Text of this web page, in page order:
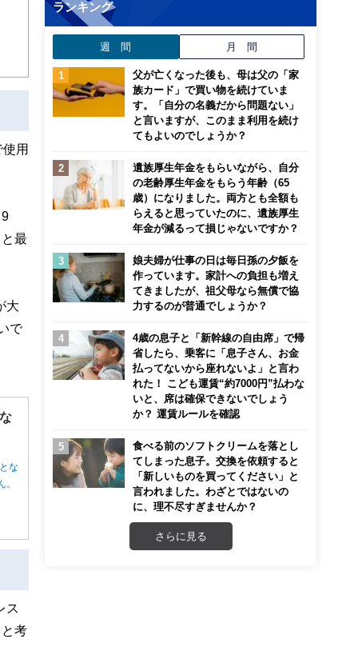
用
最
大
で
な
。
ス
考
ランキング
週 間 月 間
父が亡くなった後も、母は父の「家
族カード」で買い物を続けていま
す。「自分の名義だから問題ない」
と言いますが、このまま利用を続け
てもよいのでしょうか？
遺族厚生年金をもらいながら、自分
の老齢厚生年金をもらう年齢（65
歳）になりました。両方とも全額も
らえると思っていたのに、遺族厚生
年金が減るって損じゃないですか？
娘夫婦が仕事の日は毎日孫の夕飯を
作っています。家計への負担も増え
てきましたが、祖父母なら無償で協
力するのが普通でしょうか？
4歳の息子と「新幹線の自由席」で帰
省したら、乗客に「息子さん、お金
払ってないから座れないよ」と言わ
れた！ こども運賃“約7000円”払わな
いと、席は確保できないでしょう
か？ 運賃ルールを確認
食べる前のソフトクリームを落とし
てしまった息子。交換を依頼すると
「新しいものを買ってください」と
言われました。わざとではないの
に、理不尽すぎませんか？
さらに見る